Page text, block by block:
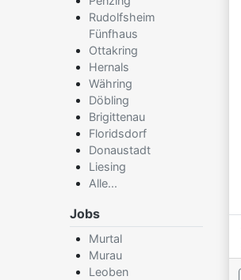
Rudolfsheim
Fünfhaus
Ottakring
Hernals
Währing
Döbling
Brigittenau
Floridsdorf
Donaustadt
Liesing
Alle...
Jobs
Murtal
Murau
Leoben